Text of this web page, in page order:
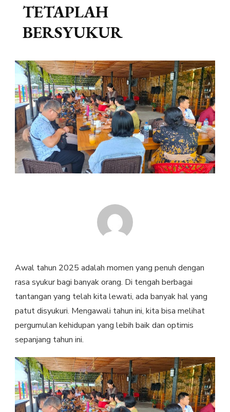
TETAPLAH
BERSYUKUR
Awal tahun 2025 adalah momen yang penuh dengan
rasa syukur bagi banyak orang. Di tengah berbagai
tantangan yang telah kita lewati, ada banyak hal yang
patut disyukuri. Mengawali tahun ini, kita bisa melihat
pergumulan kehidupan yang lebih baik dan optimis
sepanjang tahun ini.